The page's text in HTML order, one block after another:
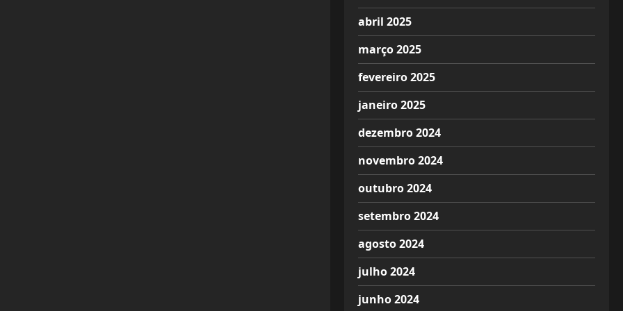
abril 2025
março 2025
fevereiro 2025
janeiro 2025
dezembro 2024
novembro 2024
outubro 2024
setembro 2024
agosto 2024
julho 2024
junho 2024